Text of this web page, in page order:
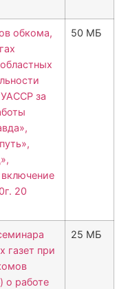
обкома,
УАССР за
20
50 МБ
газет при
о работе
25 МБ